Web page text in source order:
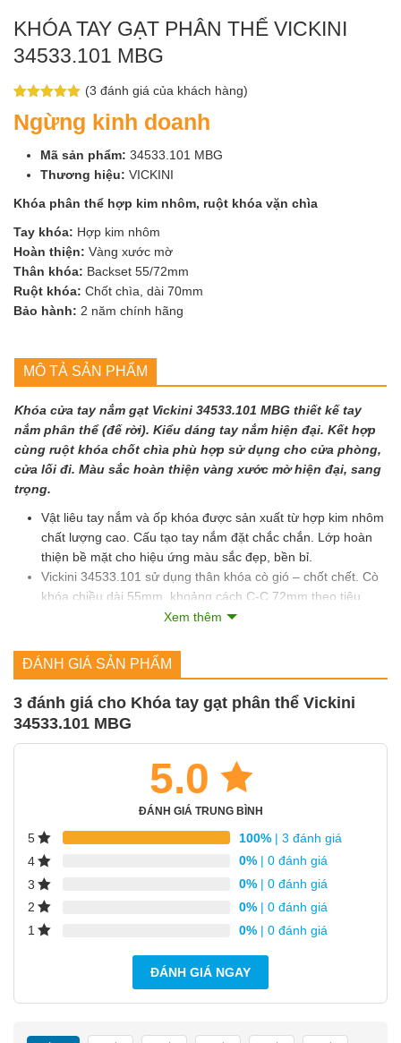
KHÓA TAY GẠT PHÂN THỂ VICKINI
34533.101 MBG
dựa trên
đánh giá
(3 đánh giá của khách hàng)
Ngừng kinh doanh
Mã sản phẩm: 34533.101 MBG
Thương hiệu: VICKINI
Khóa phân thể hợp kim nhôm, ruột khóa vặn chìa
Tay khóa: Hợp kim nhôm
Hoàn thiện: Vàng xước mờ
Thân khóa: Backset 55/72mm
Ruột khóa: Chốt chìa, dài 70mm
Bảo hành: 2 năm chính hãng
MÔ TẢ SẢN PHẨM
Khóa cửa tay nắm gạt Vickini 34533.101 MBG thiết kế tay
nắm phân thể (đế rời). Kiểu dáng tay nắm hiện đại. Kết hợp
cùng ruột khóa chốt chìa phù hợp sử dụng cho cửa phòng,
cửa lối đi. Màu sắc hoàn thiện vàng xước mờ hiện đại, sang
trọng.
Vật liêu tay nắm và ốp khóa được sản xuất từ hợp kim nhôm
chất lượng cao. Cấu tạo tay nắm đặt chắc chắn. Lớp hoàn
thiện bề mặt cho hiệu ứng màu sắc đẹp, bền bỉ.
Vickini 34533.101 sử dụng thân khóa cò gió – chốt chết. Cò
khóa chiều dài 55mm, khoảng cách C-C 72mm theo tiêu
phẩm đi kèm 3 chìa khóa vi tính 2 mặt. Chiều dài ruột 70mm
(không bao gồm phần núm vặn). Thích hợp lắp đặt cho cửa
có độ dày từ 35 – 45mm.
Thông số kỹ thuật ổ khóa phân thể
Vickini 34533.101 MBG:
1
Vật liệu tay nắm: hợp kim nhôm
Thân khóa:
Màu hoàn thiện:
(khoảng cách từ mép
cửa đến tâm lỗ ruột
Xem thêm
ĐÁNH GIÁ SẢN PHẨM
3 đánh giá cho Khóa tay gạt phân thể Vickini
34533.101 MBG
5.0
ĐÁNH GIÁ TRUNG BÌNH
5 100% | 3 đánh giá
4
0% | 0 đánh giá
3
0% | 0 đánh giá
2
0% | 0 đánh giá
1
0% | 0 đánh giá
ĐÁNH GIÁ NGAY